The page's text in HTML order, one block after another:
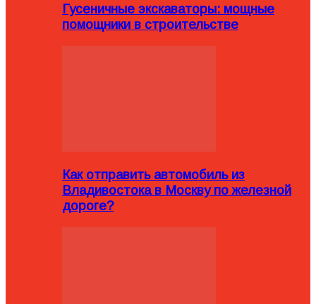
Гусеничные экскаваторы: мощные
помощники в строительстве
Как отправить автомобиль из
Владивостока в Москву по железной
дороге?